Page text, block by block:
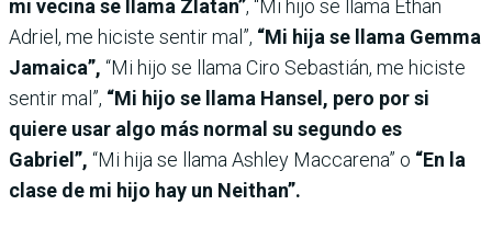
mi vecina se llama Zlatan”, “Mi hijo se llama Ethan
Adriel, me hiciste sentir mal”, “Mi hija se llama Gemma
Jamaica”, “Mi hijo se llama Ciro Sebastián, me hiciste
sentir mal”, “Mi hijo se llama Hansel, pero por si
quiere usar algo más normal su segundo es
Gabriel”, “Mi hija se llama Ashley Maccarena” o “En la
clase de mi hijo hay un Neithan”.